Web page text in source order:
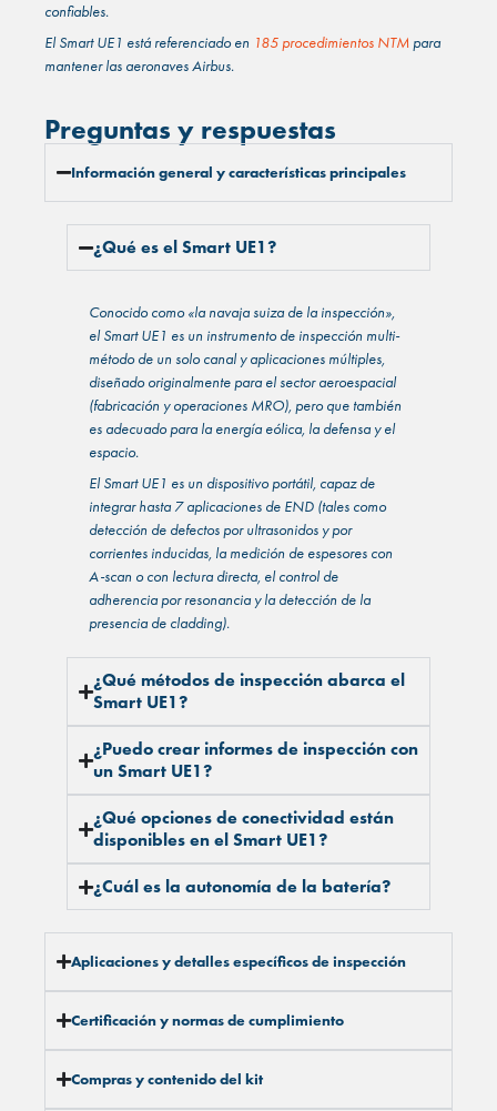
confiables.
El Smart UE1 está referenciado en 185 procedimientos NTM para
mantener las aeronaves Airbus.
Preguntas y respuestas
Información general y características principales
¿Qué es el Smart UE1?
Conocido como «la navaja suiza de la inspección»,
el Smart UE1 es un instrumento de inspección multi-
método de un solo canal y aplicaciones múltiples,
diseñado originalmente para el sector aeroespacial
(fabricación y operaciones MRO), pero que también
es adecuado para la energía eólica, la defensa y el
espacio.
El Smart UE1 es un dispositivo portátil, capaz de
integrar hasta 7 aplicaciones de END (tales como
detección de defectos por ultrasonidos y por
corrientes inducidas, la medición de espesores con
A-scan o con lectura directa, el control de
adherencia por resonancia y la detección de la
presencia de cladding).
¿Qué métodos de inspección abarca el
Smart UE1?
¿Puedo crear informes de inspección con
un Smart UE1?
¿Qué opciones de conectividad están
disponibles en el Smart UE1?
¿Cuál es la autonomía de la batería?
Aplicaciones y detalles específicos de inspección
Certificación y normas de cumplimiento
Compras y contenido del kit